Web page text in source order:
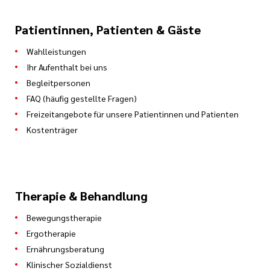
Patientinnen, Patienten & Gäste
Wahlleistungen
Ihr Aufenthalt bei uns
Begleitpersonen
FAQ (häufig gestellte Fragen)
Freizeitangebote für unsere Patientinnen und Patienten
Kostenträger
Therapie & Behandlung
Bewegungstherapie
Ergotherapie
Ernährungsberatung
Klinischer Sozialdienst